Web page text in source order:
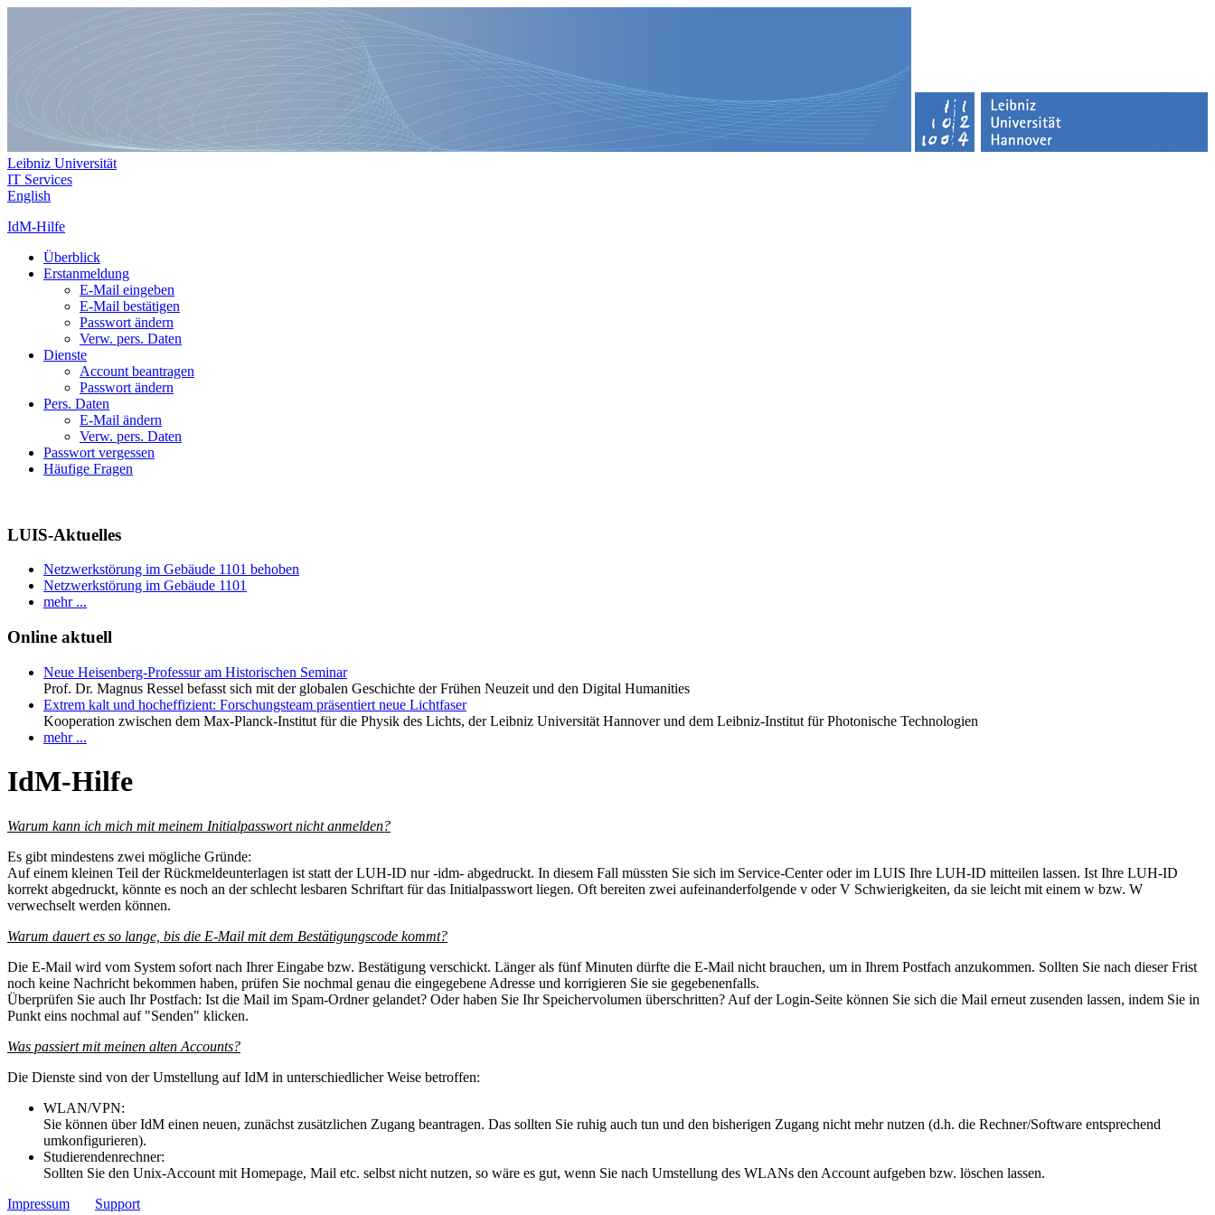
Leibniz Universität
IT Services
English
IdM-Hilfe
Überblick
Erstanmeldung
E-Mail eingeben
E-Mail bestätigen
Passwort ändern
Verw. pers. Daten
Dienste
Account beantragen
Passwort ändern
Pers. Daten
E-Mail ändern
Verw. pers. Daten
Passwort vergessen
Häufige Fragen
LUIS-Aktuelles
Netzwerkstörung im Gebäude 1101 behoben
Netzwerkstörung im Gebäude 1101
mehr ...
Online aktuell
Neue Heisenberg-Professur am Historischen Seminar
Prof. Dr. Magnus Ressel befasst sich mit der globalen Geschichte der Frühen Neuzeit und den Digital Humanities
Extrem kalt und hocheffizient: Forschungsteam präsentiert neue Lichtfaser
Kooperation zwischen dem Max-Planck-Institut für die Physik des Lichts, der Leibniz Universität Hannover und dem Leibniz-Institut für Photonische Technologien
mehr ...
IdM-Hilfe
Warum kann ich mich mit meinem Initialpasswort nicht anmelden?
Es gibt mindestens zwei mögliche Gründe:
Auf einem kleinen Teil der Rückmeldeunterlagen ist statt der LUH-ID nur -idm- abgedruckt. In diesem Fall müssten Sie sich im Service-Center oder im LUIS Ihre LUH-ID mitteilen lassen. Ist Ihre LUH-ID
korrekt abgedruckt, könnte es noch an der schlecht lesbaren Schriftart für das Initialpasswort liegen. Oft bereiten zwei aufeinanderfolgende v oder V Schwierigkeiten, da sie leicht mit einem w bzw. W
verwechselt werden können.
Warum dauert es so lange, bis die E-Mail mit dem Bestätigungscode kommt?
Die E-Mail wird vom System sofort nach Ihrer Eingabe bzw. Bestätigung verschickt. Länger als fünf Minuten dürfte die E-Mail nicht brauchen, um in Ihrem Postfach anzukommen. Sollten Sie nach dieser Frist
noch keine Nachricht bekommen haben, prüfen Sie nochmal genau die eingegebene Adresse und korrigieren Sie sie gegebenenfalls.
Überprüfen Sie auch Ihr Postfach: Ist die Mail im Spam-Ordner gelandet? Oder haben Sie Ihr Speichervolumen überschritten? Auf der Login-Seite können Sie sich die Mail erneut zusenden lassen, indem Sie in
Punkt eins nochmal auf "Senden" klicken.
Was passiert mit meinen alten Accounts?
Die Dienste sind von der Umstellung auf IdM in unterschiedlicher Weise betroffen:
WLAN/VPN:
Sie können über IdM einen neuen, zunächst zusätzlichen Zugang beantragen. Das sollten Sie ruhig auch tun und den bisherigen Zugang nicht mehr nutzen (d.h. die Rechner/Software entsprechend
umkonfigurieren).
Studierendenrechner:
Sollten Sie den Unix-Account mit Homepage, Mail etc. selbst nicht nutzen, so wäre es gut, wenn Sie nach Umstellung des WLANs den Account aufgeben bzw. löschen lassen.
Impressum
Support